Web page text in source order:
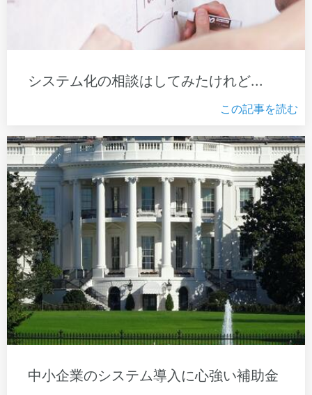
システム化の相談はしてみたけれど...
この記事を読む
中小企業のシステム導入に心強い補助金